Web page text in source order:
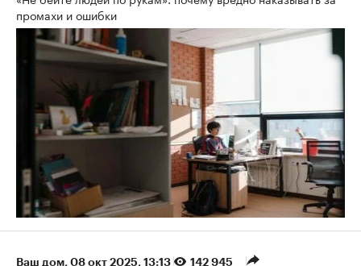
промахи и ошибки
Ваш дом 08 окт 2025, 13:13 142 945